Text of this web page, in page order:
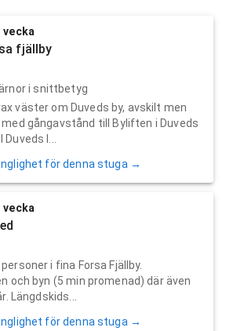
vecka
fjällby
i snittbetyg
väster om Duveds by, avskilt men
med gångavstånd till Byliften i Duveds
l...
för denna stuga →
vecka
i fina Forsa Fjällby.
och byn (5 min promenad) där även
Längdskids...
för denna stuga →